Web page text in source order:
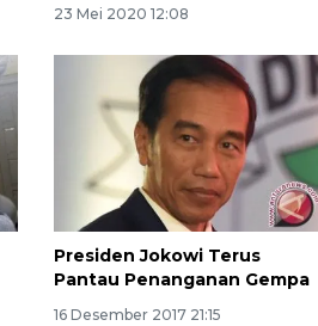
23 Mei 2020 12:08
Presiden Jokowi Terus
Pantau Penanganan Gempa
16 Desember 2017 21:15